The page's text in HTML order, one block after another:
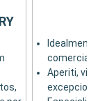
Aperiti,